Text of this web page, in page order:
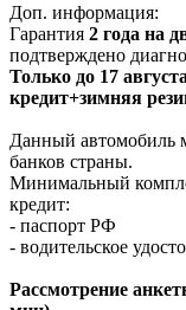
Доп. информация:
Гарантия 2 года на
подтверждено
Только до 17
кредит+зимняя
Данный автомобиль
банков страны.
Минимальный
кредит:
- паспорт РФ
- водительское
Рассмотрение